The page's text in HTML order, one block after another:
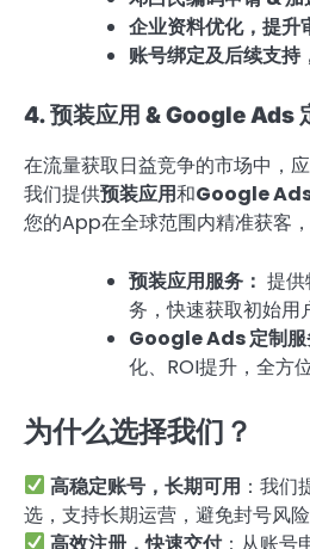
企业资料优化，提升
账号绑定及后续支持
4. 预装应用 & Google Ads
在流量获取日益竞争的市场中，
我们提供预装应用和Google Ads
您的App在全球范围内精准获客，
预装应用服务： 提
务，快速获取初始用
Google Ads 定制服
化、ROI提升，全方
为什么选择我们？
高稳定账号，长期可用 ：我
选，支持长期运营，避免封号风险
高效注册，快速交付：从账号